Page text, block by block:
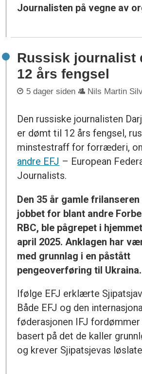
Journalisten på vegne av
Russisk journalist
12 års fengsel
5 dager siden Nils Martin
Den russiske journalisten
er dømt til 12 års fengsel,
minstestraff for forræderi,
andre EFJ – European
Journalists.
Den 35 år gamle
jobbet for blant andre
RBC, ble pågrepet i
april 2025. Anklagen har
med grunnlag i en påstått
pengeoverføring til Ukraina.
Ifølge EFJ erklærte
Både EFJ og den
føderasjonen IFJ
basert på det de kaller
og krever Sjipatsjevas